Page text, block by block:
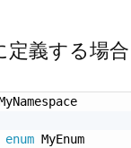
定義する場合
enum MyEnum